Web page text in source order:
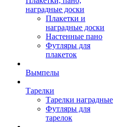
наградные доски
Плакетки и
наградные доски
Настенные пано
Футляры для
плакеток
Вымпелы
Тарелки
Тарелки наградные
Футляры для
тарелок